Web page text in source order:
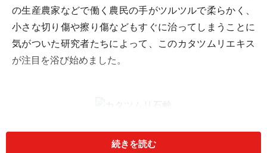
の生産農家などで働く農民の手がツルツルで柔らかく、
小さな切り傷や擦り傷などもすぐに治ってしまうことに
気がついた研究者たちによって、このカタツムリエキス
が注目を浴び始めました。
カタツムリエキスには、古い角質を取り除いてくれるグ
続きを読む